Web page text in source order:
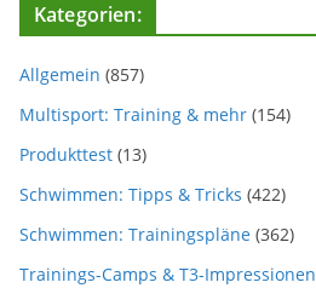
Kategorien:
Allgemein (857)
Multisport: Training & mehr (154)
Produkttest (13)
Schwimmen: Tipps & Tricks (422)
Schwimmen: Trainingspläne (362)
Trainings-Camps & T3-Impressionen